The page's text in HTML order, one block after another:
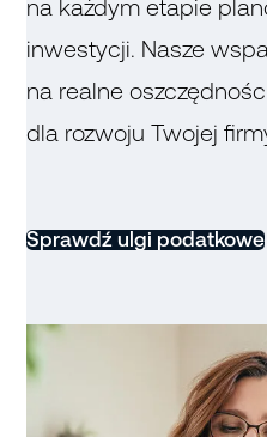
na każdym etapie
inwestycji. Nasze
na realne
dla rozwoju Twojej
Sprawdź ulgi podatkowe